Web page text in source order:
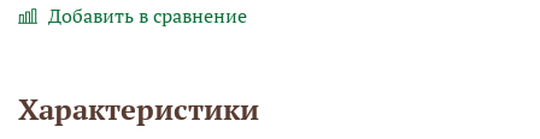
Добавить в сравнение
Характеристики